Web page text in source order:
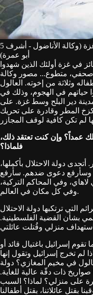
5 نوفمبر/ تشرين الثاني 2023، دير البلح - غزة (وكالة الأناضول - أشرف
أبو عمرة)
في غزة أولئك الذين شهدوا
صحفي، متطوع... مصور وكالة
وثلاثة من إخوته. العالول
حياتهم في الهجوم، وذلك في
دير البلح وسط غزة. على
كزخ المطر وقادرة على تحريك
عمداً؟ وإن كنت تعتقد ذلك،
فلماذا؟
دولة الاحتلال بأكملها،
وسأرفع دعوى ضدهم. سأرفع
وفي المحاكم التركية،
وفي كل مكان في العالم.
التي ترتكبها دولة الاحتلال
بشأن القضية الفلسطينية.
إسرائيل باغتيال قائد أو
لم تخرج إسرائيل وتقول إنها
في مخيم المغازي؟ دولة
صواريخ ذات دقّة عالية للغاية.
على منزلي؟ لماذا؟ السبب